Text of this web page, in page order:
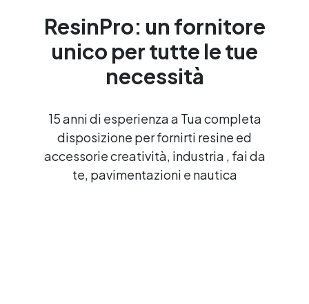
ResinPro: un fornitore
unico per tutte le tue
necessità
15 anni di esperienza a Tua completa
disposizione per fornirti resine ed
accessorie creatività, industria , fai da
te, pavimentazioni e nautica